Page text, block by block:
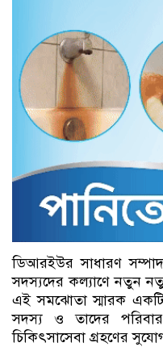
ডিআরইউর সাধারণ
সদস্যদের কল্যাণে নতুন
এই সমঝোতা স্মারক
সদস্য ও তাদের
চিকিৎসাসেবা গ্রহণের